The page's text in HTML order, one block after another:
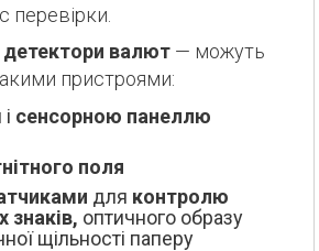
перевірки.
детектори валют — можуть
пристроями:
сенсорною панеллю
поля
для контролю
знаків, оптичного образу
щільності паперу